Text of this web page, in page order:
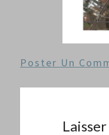
Poster Un